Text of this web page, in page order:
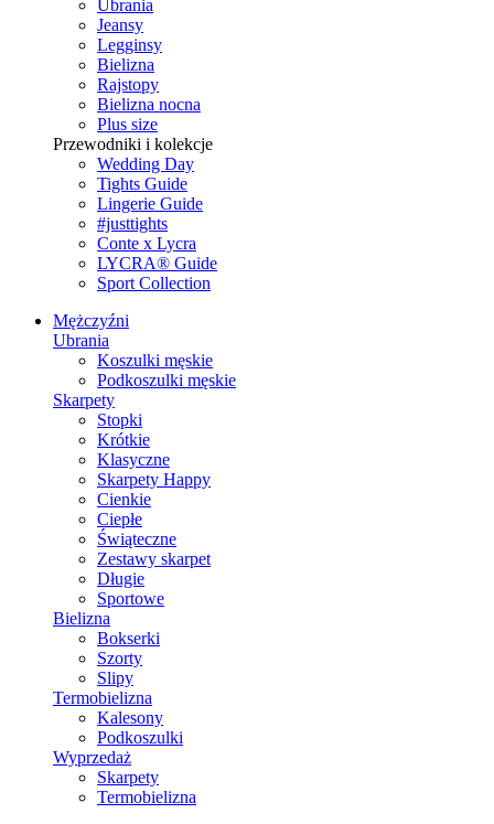
Ubrania
Jeansy
Legginsy
Bielizna
Rajstopy
Bielizna nocna
Plus size
Przewodniki i kolekcje
Wedding Day
Tights Guide
Lingerie Guide
#justtights
Conte x Lycra
LYCRA® Guide
Sport Сollection
Mężczyźni
Ubrania
Koszulki męskie
Podkoszulki męskie
Skarpety
Stopki
Krótkie
Klasyczne
Skarpety Happy
Cienkie
Ciepłe
Świąteczne
Zestawy skarpet
Długie
Sportowe
Bielizna
Bokserki
Szorty
Slipy
Termobielizna
Kalesony
Podkoszulki
Wyprzedaż
Skarpety
Termobielizna